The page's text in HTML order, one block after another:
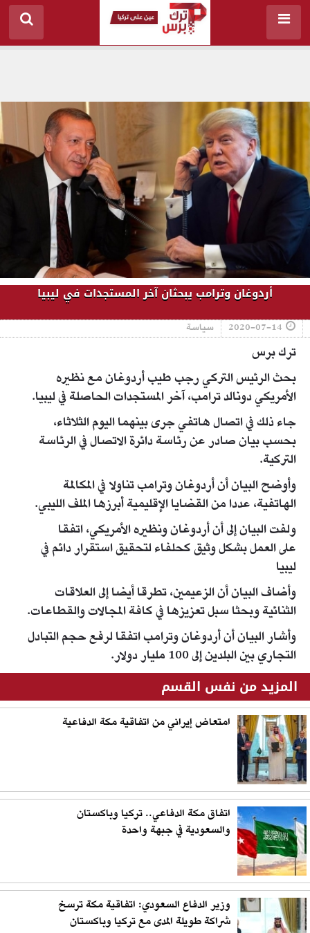
أردوغان وترامب يبحثان آخر المستجدات في ليبيا
2020-07-14 سياسة
ترك برس
بحث الرئيس التركي رجب طيب أردوغان مع نظيره
الأمريكي دونالد ترامب، آخر المستجدات الحاصلة في ليبيا.
جاء ذلك في اتصال هاتفي جرى بينهما اليوم الثلاثاء،
بحسب بيان صادر عن رئاسة دائرة الاتصال في الرئاسة
التركية.
وأوضح البيان أن أردوغان وترامب تناولا في المكالمة
الهاتفية، عددا من القضايا الإقليمية أبرزها الملف الليبي.
ولفت البيان إلى أن أردوغان ونظيره الأمريكي، اتفقا
على العمل بشكل وثيق كحلفاء لتحقيق استقرار دائم في
ليبيا
وأضاف البيان أن الزعيمين، تطرقا أيضا إلى العلاقات
الثنائية وبحثا سبل تعزيزها في كافة المجالات والقطاعات.
وأشار البيان أن أردوغان وترامب اتفقا لرفع حجم التبادل
التجاري بين البلدين إلى 100 مليار دولار.
المزيد من نفس القسم
امتعاض إيراني من اتفاقية مكة الدفاعية
اتفاق مكة الدفاعي.. تركيا وباكستان
والسعودية في جبهة واحدة
وزير الدفاع السعودي: اتفاقية مكة ترسخ
شراكة طويلة المدى مع تركيا وباكستان